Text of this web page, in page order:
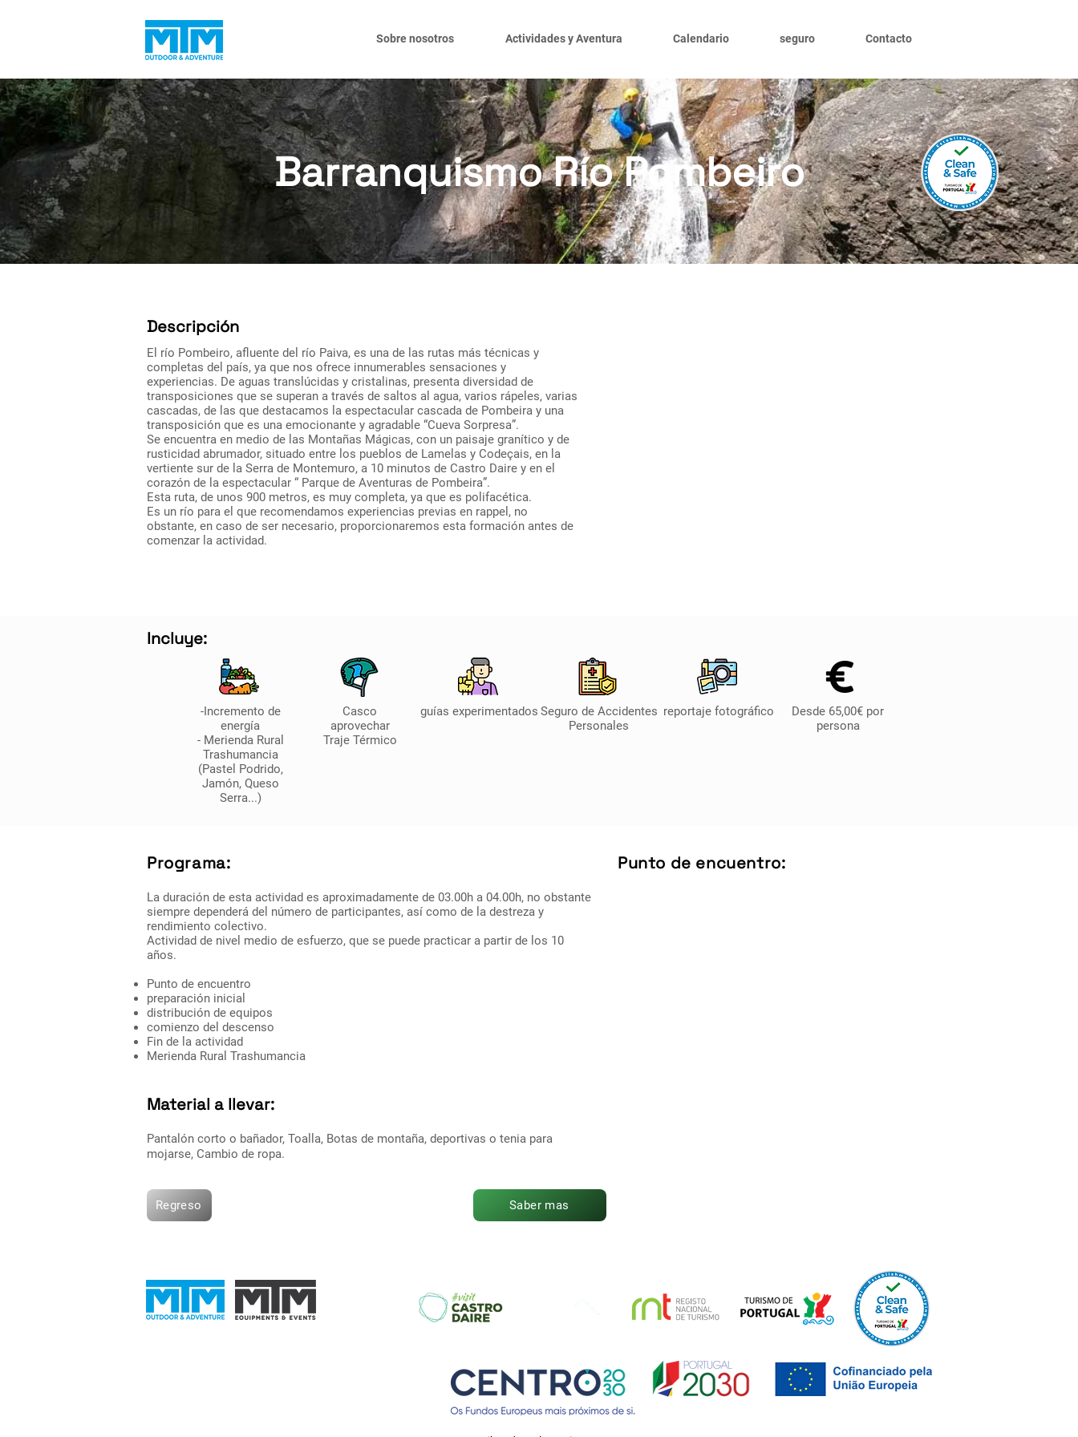
Sobre nosotros Actividades y Aventura Calendario seguro Contacto
Barranquismo Río Pombeiro
Descripción
El río Pombeiro, afluente del río Paiva, es una de las rutas más técnicas y
completas del país, ya que nos ofrece innumerables sensaciones y
experiencias. De aguas translúcidas y cristalinas, presenta diversidad de
transposiciones que se superan a través de saltos al agua, varios rápeles, varias
cascadas, de las que destacamos la espectacular cascada de Pombeira y una
transposición que es una emocionante y agradable “Cueva Sorpresa”.
Se encuentra en medio de las Montañas Mágicas, con un paisaje granítico y de
rusticidad abrumador, situado entre los pueblos de Lamelas y Codeçais, en la
vertiente sur de la Serra de Montemuro, a 10 minutos de Castro Daire y en el
corazón de la espectacular “ Parque de Aventuras de Pombeira”.
Esta ruta, de unos 900 metros, es muy completa, ya que es polifacética.
Es un río para el que recomendamos experiencias previas en rappel, no
obstante, en caso de ser necesario, proporcionaremos esta formación antes de
comenzar la actividad.
Incluye:
-Incremento de
energía
- Merienda Rural
Trashumancia
(Pastel Podrido,
Jamón, Queso
Serra...)
Casco
aprovechar
Traje Térmico
guías experimentados Seguro de Accidentes
Personales
reportaje fotográfico
Desde 65,00€ por
persona
Programa:
La duración de esta actividad es aproximadamente de 03.00h a 04.00h, no obstante
siempre dependerá del número de participantes, así como de la destreza y
rendimiento colectivo.
Actividad de nivel medio de esfuerzo, que se puede practicar a partir de los 10
años.
Punto de encuentro
preparación inicial
distribución de equipos
comienzo del descenso
Fin de la actividad
Merienda Rural Trashumancia
Material a llevar:
Pantalón corto o bañador, Toalla, Botas de montaña, deportivas o tenia para
mojarse, Cambio de ropa.
Punto de encuentro:
Regreso Saber mas